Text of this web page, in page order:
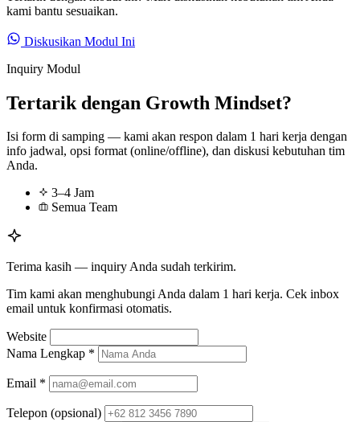
kami bantu sesuaikan.
Diskusikan Modul Ini
Inquiry Modul
Tertarik dengan Growth Mindset?
Isi form di samping — kami akan respon dalam 1 hari kerja dengan
info jadwal, opsi format (online/offline), dan diskusi kebutuhan tim
Anda.
3–4 Jam
Semua Team
Terima kasih — inquiry Anda sudah terkirim.
Tim kami akan menghubungi Anda dalam 1 hari kerja. Cek inbox
email untuk konfirmasi otomatis.
Website
Nama Lengkap *
Email *
Telepon (opsional)